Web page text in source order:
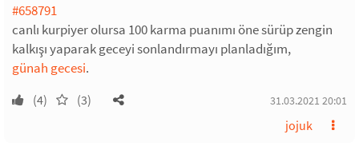
#658791
canlı kurpiyer olursa 100 karma puanımı öne sürüp zengin
kalkışı yaparak geceyi sonlandırmayı planladığım,
günah gecesi.
(4) (3) 31.03.2021 20:01
jojuk